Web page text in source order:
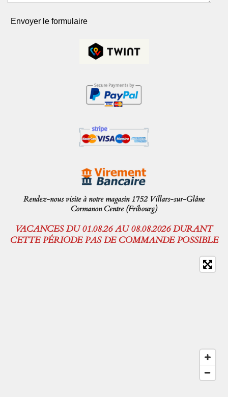
Envoyer le formulaire
Rendez-nous visite à notre magasin 1752 Villars-sur-Glâne
Cormanon Centre (Fribourg)
VACANCES DU 01.08.26 AU 08.08.2026 DURANT
CETTE PÉRIODE PAS DE COMMANDE POSSIBLE